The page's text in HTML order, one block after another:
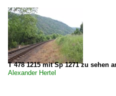
T 478 1215 mit Sp 1271 zu sehen
Alexander Hertel